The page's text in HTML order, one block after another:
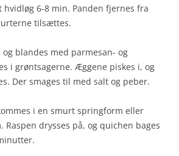
hvidløg 6-8 min. Panden fjernes fra
tilsættes.
blandes med parmesan- og
i grøntsagerne. Æggene piskes i, og
Der smages til med salt og peber.
i en smurt springform eller
Raspen drysses på, og quichen bages